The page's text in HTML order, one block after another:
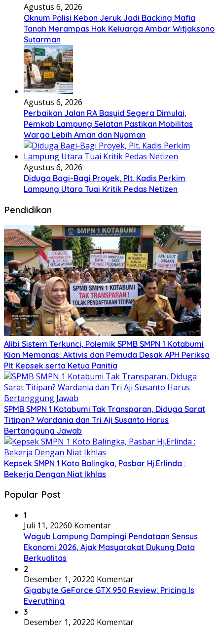
Agustus 6, 2026
Oknum Polisi Kebon Jeruk Jadi Backing Mafia
Tanah Merampas Hak Keluarga Ambar Witjaksono
Sutarman
Agustus 6, 2026
Perbaikan Jalan RA Basyid Segera Dimulai,
Pemkab Lampung Selatan Pastikan Mobilitas
Warga Lebih Aman dan Nyaman
Agustus 6, 2026
Diduga Bagi-Bagi Proyek, Plt. Kadis Perkim
Lampung Utara Tuai Kritik Pedas Netizen
Pendidikan
Alibi Sistem Terkunci, Polemik SPMB SMPN 1 Kotabumi
Kian Memanas: Aktivis dan Pemuda Desak APH Periksa
Plt Kepsek serta Ketua Panitia
SPMB SMPN 1 Kotabumi Tak Transparan, Diduga Sarat
Titipan? Wardania dan Tri Aji Susanto Harus
Bertanggung Jawab
Kepsek SMPN 1 Koto Balingka, Pasbar Hj.Erlinda :
Bekerja Dengan Niat Ikhlas
Popular Post
1
Juli 11, 20260 Komentar
Wagub Lampung Dampingi Pendataan Sensus
Ekonomi 2026, Ajak Masyarakat Dukung Data
Berkualitas
2
Desember 1, 20220 Komentar
Gigabyte GeForce GTX 950 Review: Pricing Is
Everything
3
Desember 1, 20220 Komentar